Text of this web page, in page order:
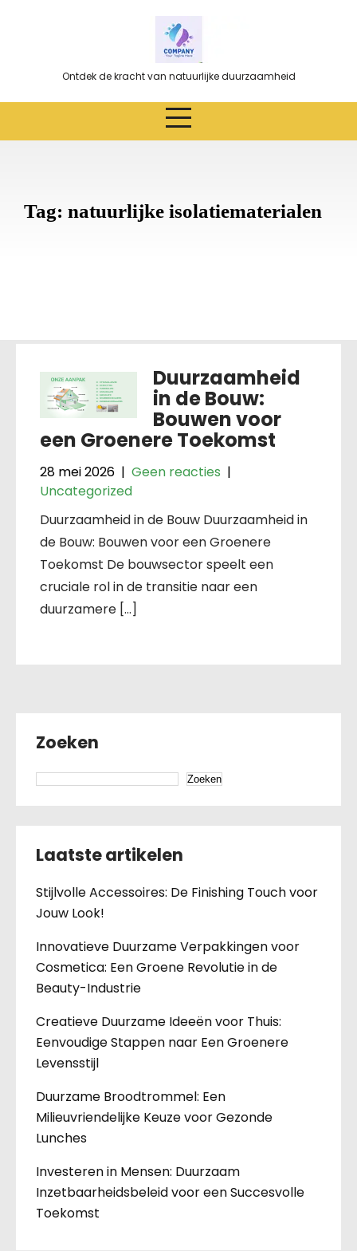
Ontdek de kracht van natuurlijke duurzaamheid
Tag: natuurlijke isolatiematerialen
Duurzaamheid
in de Bouw:
Bouwen voor
een Groenere Toekomst
28 mei 2026 | Geen reacties |
Uncategorized
Duurzaamheid in de Bouw Duurzaamheid in
de Bouw: Bouwen voor een Groenere
Toekomst De bouwsector speelt een
cruciale rol in de transitie naar een
duurzamere […]
Zoeken
Zoeken
Laatste artikelen
Stijlvolle Accessoires: De Finishing Touch voor
Jouw Look!
Innovatieve Duurzame Verpakkingen voor
Cosmetica: Een Groene Revolutie in de
Beauty-Industrie
Creatieve Duurzame Ideeën voor Thuis:
Eenvoudige Stappen naar Een Groenere
Levensstijl
Duurzame Broodtrommel: Een
Milieuvriendelijke Keuze voor Gezonde
Lunches
Investeren in Mensen: Duurzaam
Inzetbaarheidsbeleid voor een Succesvolle
Toekomst